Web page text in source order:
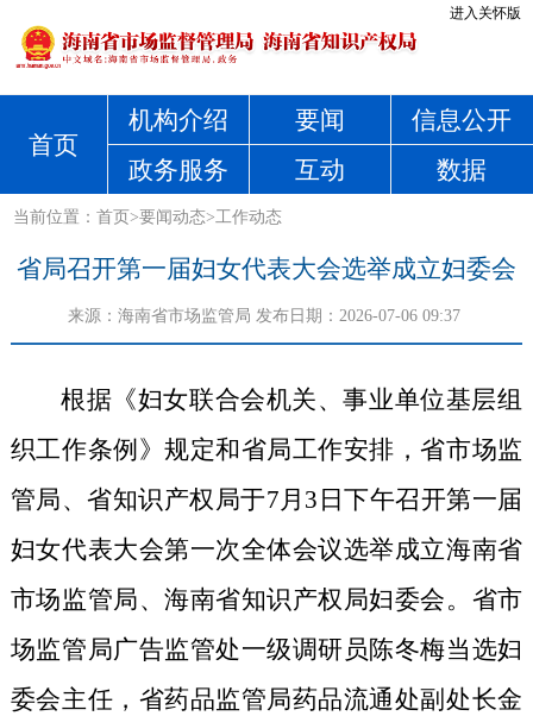
进入关怀版
首页
机构介绍 要闻
信息公开
政务服务
互动 数据
当前位置：首页>要闻动态>工作动态
省局召开第一届妇女代表大会选举成立妇委会
来源： 海南省市场监管局 发布日期：2026-07-06 09:37
根据 《妇女联合会机关、事业单位基层组
织工作条例》规定和省局工作安排 ，省市场监
管局、省知识产权局于7月 3 日下午召开第一届
妇女代表大会第一次全体会议选举成立海南省
市场监管局、海南省知识产权局妇委会。省市
场监管局广告监管处一级调研员陈冬梅当选妇
委会主任，省药品监管局药品流通处副处长金